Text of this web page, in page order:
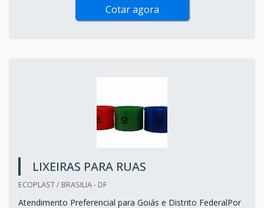
Cotar agora
LIXEIRAS PARA RUAS
ECOPLAST / BRASILIA - DF
Atendimento Preferencial para Goiás e Distrito FederalPor